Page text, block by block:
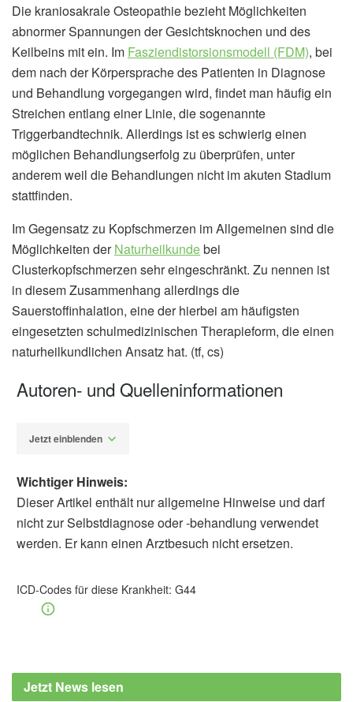
Die kraniosakrale Osteopathie bezieht Möglichkeiten
abnormer Spannungen der Gesichtsknochen und des
Keilbeins mit ein. Im Fasziendistorsionsmodell (FDM), bei
dem nach der Körpersprache des Patienten in Diagnose
und Behandlung vorgegangen wird, findet man häufig ein
Streichen entlang einer Linie, die sogenannte
Triggerbandtechnik. Allerdings ist es schwierig einen
möglichen Behandlungserfolg zu überprüfen, unter
anderem weil die Behandlungen nicht im akuten Stadium
stattfinden.
Im Gegensatz zu Kopfschmerzen im Allgemeinen sind die
Möglichkeiten derNaturheilkundebei
Clusterkopfschmerzen sehr eingeschränkt. Zu nennen ist
in diesem Zusammenhang allerdings die
Sauerstoffinhalation, eine der hierbei am häufigsten
eingesetzten schulmedizinischen Therapieform, die einen
naturheilkundlichen Ansatz hat. (tf, cs)
Autoren- und Quelleninformationen
Jetzt einblenden
cambridge.org
Wichtiger Hinweis:
Dieser Artikel enthält nur allgemeine Hinweise und darf
nicht zur Selbstdiagnose oder -behandlung verwendet
werden. Er kann einen Arztbesuch nicht ersetzen.
ICD-Codes für diese Krankheit: G44
Jetzt News lesen